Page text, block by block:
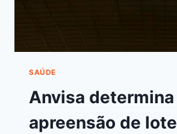
SAÚDE
Anvisa determina
apreensão de lote